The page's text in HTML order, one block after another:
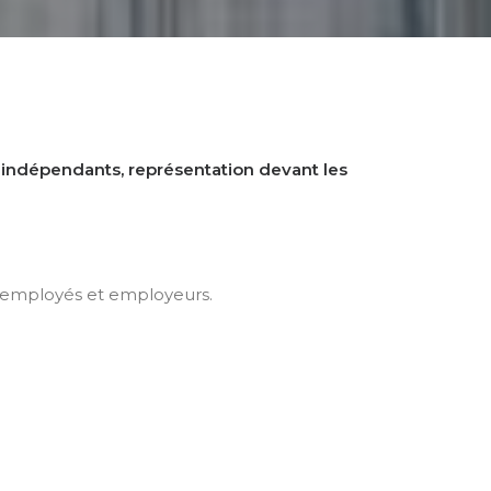
représentation devant les
et employeurs.